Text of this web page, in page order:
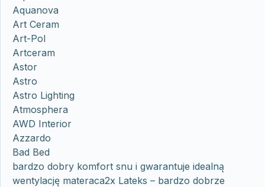
Aquanova
Art Ceram
Art-Pol
Artceram
Astor
Astro
Astro Lighting
Atmosphera
AWD Interior
Azzardo
Bad Bed
bardzo dobry komfort snu i gwarantuje idealną
wentylację materaca2x Lateks – bardzo dobrze